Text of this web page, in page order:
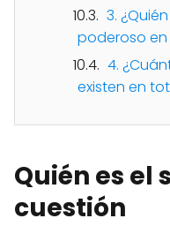
3.
poderoso en
4.
existen en
Quién es el
cuestión